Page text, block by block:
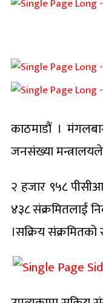
काठमाडौं ।
जनसंख्या
२ हजार ९५८
४३८ संक्रमितलाई
।सक्रिय